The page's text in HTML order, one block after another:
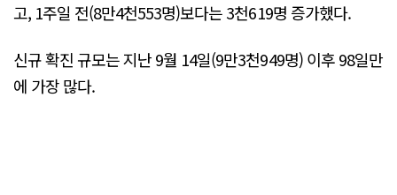
고, 1주일 전(8만4천553명)보다는 3천619명 증가했다.
신규 확진 규모는 지난 9월 14일(9만3천949명) 이후 98일만
에 가장 많다.